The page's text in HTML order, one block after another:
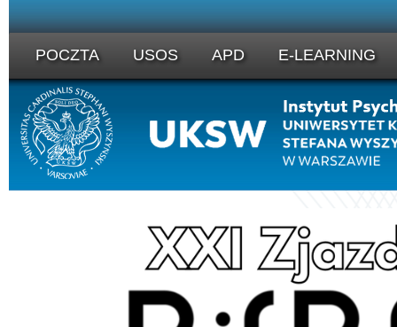
POCZTA USOS APD E-LEARNING